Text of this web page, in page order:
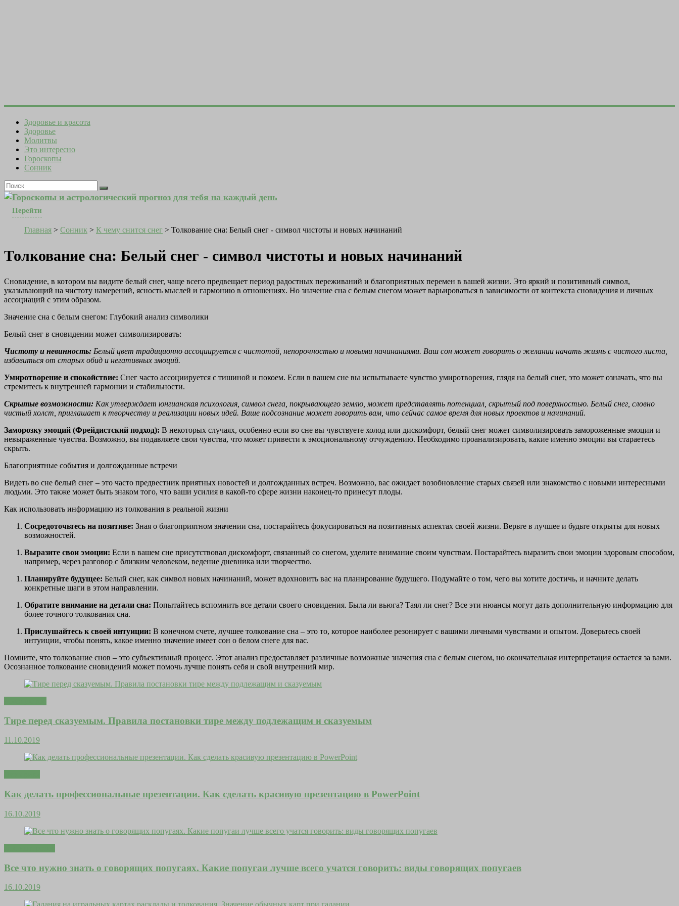
Здоровье и красота
Здоровье
Молитвы
Это интересно
Гороскопы
Сонник
Гороскопы и астрологический прогноз для тебя на каждый день
Перейти
Главная > Сонник > К чему снится снег > Толкование сна: Белый снег - символ чистоты и новых начинаний
Толкование сна: Белый снег - символ чистоты и новых начинаний
Сновидение, в котором вы видите белый снег, чаще всего предвещает период радостных переживаний и благоприятных перемен в вашей жизни. Это яркий и позитивный символ,
указывающий на чистоту намерений, ясность мыслей и гармонию в отношениях. Но значение сна с белым снегом может варьироваться в зависимости от контекста сновидения и личных
ассоциаций с этим образом.
Значение сна с белым снегом: Глубокий анализ символики
Белый снег в сновидении может символизировать:
Чистоту и невинность: Белый цвет традиционно ассоциируется с чистотой, непорочностью и новыми начинаниями. Ваш сон может говорить о желании начать жизнь с чистого листа,
избавиться от старых обид и негативных эмоций.
Умиротворение и спокойствие: Снег часто ассоциируется с тишиной и покоем. Если в вашем сне вы испытываете чувство умиротворения, глядя на белый снег, это может означать, что вы
стремитесь к внутренней гармонии и стабильности.
Скрытые возможности: Как утверждает юнгианская психология, символ снега, покрывающего землю, может представлять потенциал, скрытый под поверхностью. Белый снег, словно
чистый холст, приглашает к творчеству и реализации новых идей. Ваше подсознание может говорить вам, что сейчас самое время для новых проектов и начинаний.
Заморозку эмоций (Фрейдистский подход): В некоторых случаях, особенно если во сне вы чувствуете холод или дискомфорт, белый снег может символизировать замороженные эмоции и
невыраженные чувства. Возможно, вы подавляете свои чувства, что может привести к эмоциональному отчуждению. Необходимо проанализировать, какие именно эмоции вы стараетесь
скрыть.
Благоприятные события и долгожданные встречи
Видеть во сне белый снег – это часто предвестник приятных новостей и долгожданных встреч. Возможно, вас ожидает возобновление старых связей или знакомство с новыми интересными
людьми. Это также может быть знаком того, что ваши усилия в какой-то сфере жизни наконец-то принесут плоды.
Как использовать информацию из толкования в реальной жизни
Сосредоточьтесь на позитиве: Зная о благоприятном значении сна, постарайтесь фокусироваться на позитивных аспектах своей жизни. Верьте в лучшее и будьте открыты для новых
возможностей.
Выразите свои эмоции: Если в вашем сне присутствовал дискомфорт, связанный со снегом, уделите внимание своим чувствам. Постарайтесь выразить свои эмоции здоровым способом,
например, через разговор с близким человеком, ведение дневника или творчество.
Планируйте будущее: Белый снег, как символ новых начинаний, может вдохновить вас на планирование будущего. Подумайте о том, чего вы хотите достичь, и начните делать
конкретные шаги в этом направлении.
Обратите внимание на детали сна: Попытайтесь вспомнить все детали своего сновидения. Была ли вьюга? Таял ли снег? Все эти нюансы могут дать дополнительную информацию для
более точного толкования сна.
Прислушайтесь к своей интуиции: В конечном счете, лучшее толкование сна – это то, которое наиболее резонирует с вашими личными чувствами и опытом. Доверьтесь своей
интуиции, чтобы понять, какое именно значение имеет сон о белом снеге для вас.
Помните, что толкование снов – это субъективный процесс. Этот анализ предоставляет различные возможные значения сна с белым снегом, но окончательная интерпретация остается за вами.
Осознанное толкование сновидений может помочь лучше понять себя и свой внутренний мир.
Тире перед сказуемым. Правила постановки тире между подлежащим и сказуемым
11.10.2019
Как делать профессиональные презентации. Как сделать красивую презентацию в PowerPoint
16.10.2019
Все что нужно знать о говорящих попугаях. Какие попугаи лучше всего учатся говорить: виды говорящих попугаев
16.10.2019